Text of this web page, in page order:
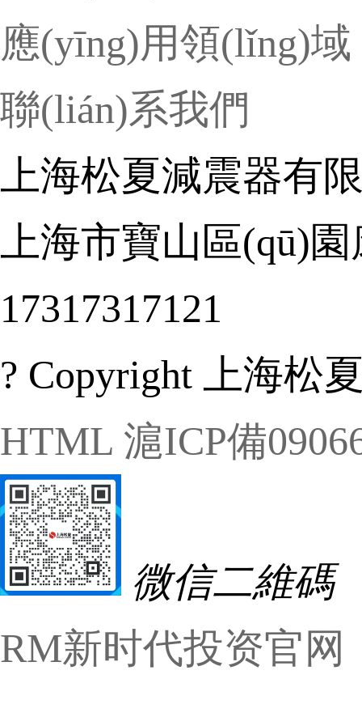
應(yīng)用領(lǐng)域
聯(lián)系我們
上海松夏減震器有
上海市寶山區(qū)
17317317121
? Copyright 上海松
HTML 滬ICP備
微信二維碼
RM新时代投资官网